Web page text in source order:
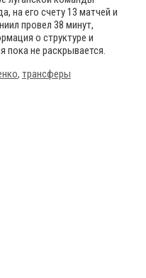
на его счету 13 матчей и
провел 38 минут,
о структуре и
пока не раскрывается.
, трансферы